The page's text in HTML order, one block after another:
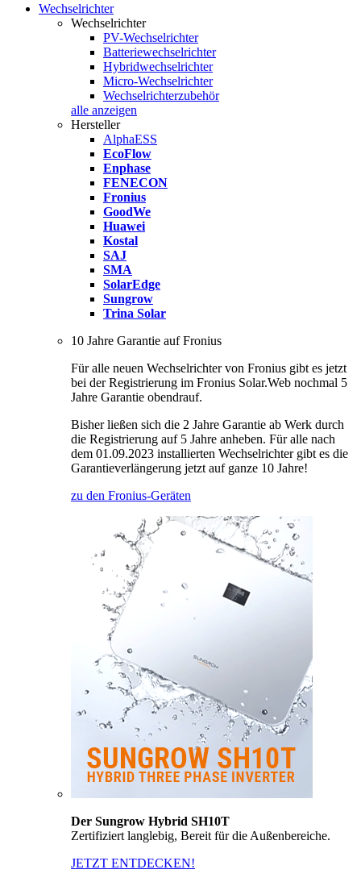
Wechselrichter
Wechselrichter
PV-Wechselrichter
Batteriewechselrichter
Hybridwechselrichter
Micro-Wechselrichter
Wechselrichterzubehör
alle anzeigen
Hersteller
AlphaESS
EcoFlow
Enphase
FENECON
Fronius
GoodWe
Huawei
Kostal
SAJ
SMA
SolarEdge
Sungrow
Trina Solar
10 Jahre Garantie auf Fronius
Für alle neuen Wechselrichter von Fronius gibt es jetzt
bei der Registrierung im Fronius Solar.Web nochmal 5
Jahre Garantie obendrauf.
Bisher ließen sich die 2 Jahre Garantie ab Werk durch
die Registrierung auf 5 Jahre anheben. Für alle nach
dem 01.09.2023 installierten Wechselrichter gibt es die
Garantieverlängerung jetzt auf ganze 10 Jahre!
zu den Fronius-Geräten
Der Sungrow Hybrid SH10T
Zertifiziert langlebig, Bereit für die Außenbereiche.
JETZT ENTDECKEN!